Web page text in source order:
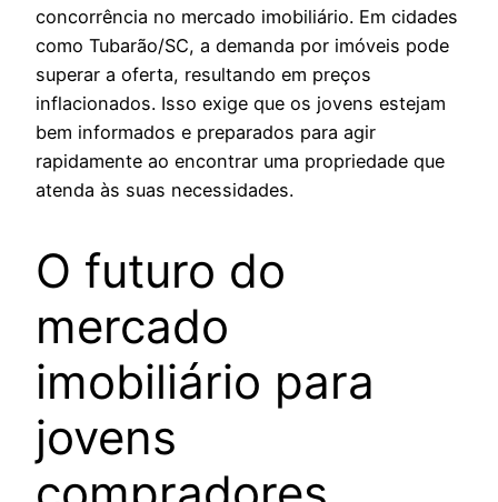
concorrência no mercado imobiliário. Em cidades
como Tubarão/SC, a demanda por imóveis pode
superar a oferta, resultando em preços
inflacionados. Isso exige que os jovens estejam
bem informados e preparados para agir
rapidamente ao encontrar uma propriedade que
atenda às suas necessidades.
O futuro do
mercado
imobiliário para
jovens